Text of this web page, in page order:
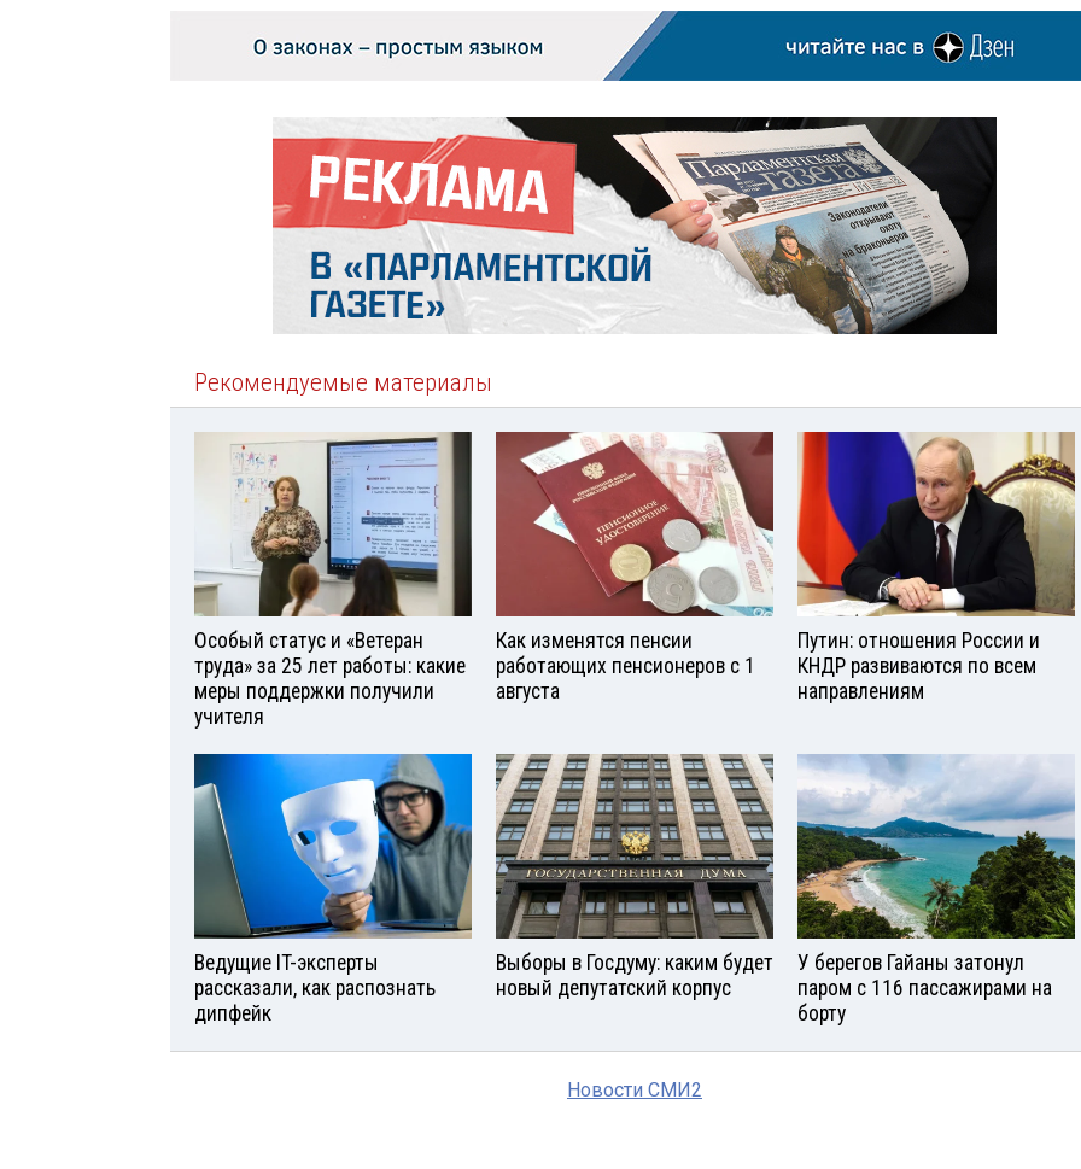
Рекомендуемые материалы
Особый статус и «Ветеран
труда» за 25 лет работы: какие
меры поддержки получили
учителя
Как изменятся пенсии
работающих пенсионеров с 1
августа
Путин: отношения России и
КНДР развиваются по всем
направлениям
Ведущие IT-эксперты
рассказали, как распознать
дипфейк
Выборы в Госдуму: каким будет
новый депутатский корпус
У берегов Гайаны затонул
паром с 116 пассажирами на
борту
Новости СМИ2